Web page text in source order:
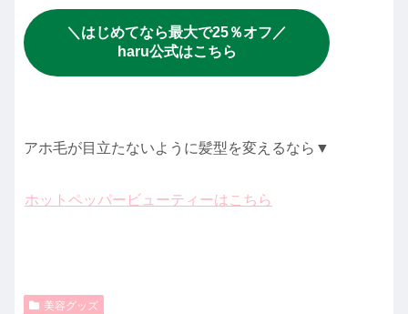
＼はじめてなら最大で25％オフ／
haru公式はこちら
アホ毛が目立たないように髪型を変えるなら▼
ホットペッパービューティーはこちら
美容グッズ